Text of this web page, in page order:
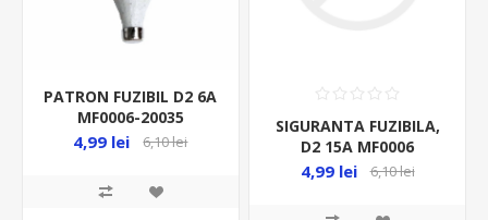
PATRON FUZIBIL D2 6A
MF0006-20035
4,99 lei 6,10 lei
SIGURANTA FUZIBILA,
D2 15A MF0006
4,99 lei 6,10 lei